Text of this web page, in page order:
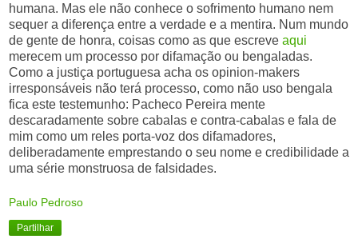
humana. Mas ele não conhece o sofrimento humano nem
sequer a diferença entre a verdade e a mentira. Num mundo
de gente de honra, coisas como as que escreve aqui
merecem um processo por difamação ou bengaladas.
Como a justiça portuguesa acha os opinion-makers
irresponsáveis não terá processo, como não uso bengala
fica este testemunho: Pacheco Pereira mente
descaradamente sobre cabalas e contra-cabalas e fala de
mim como um reles porta-voz dos difamadores,
deliberadamente emprestando o seu nome e credibilidade a
uma série monstruosa de falsidades.
Paulo Pedroso
Partilhar